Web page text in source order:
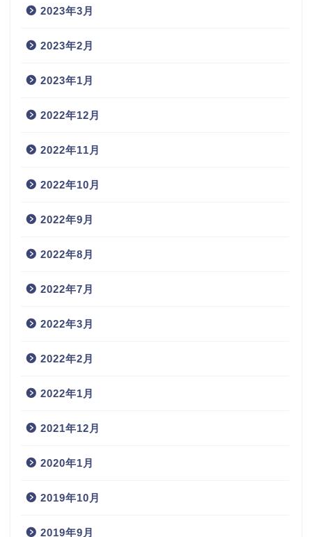
2023年3月
2023年2月
2023年1月
2022年12月
2022年11月
2022年10月
2022年9月
2022年8月
2022年7月
2022年3月
2022年2月
2022年1月
2021年12月
2020年1月
2019年10月
2019年9月